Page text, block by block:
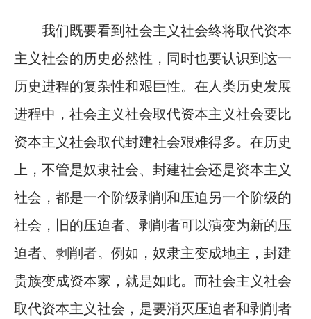
我们既要看到社会主义社会终将取代资本
主义社会的历史必然性，同时也要认识到这一
历史进程的复杂性和艰巨性。在人类历史发展
进程中，社会主义社会取代资本主义社会要比
资本主义社会取代封建社会艰难得多。在历史
上，不管是奴隶社会、封建社会还是资本主义
社会，都是一个阶级剥削和压迫另一个阶级的
社会，旧的压迫者、剥削者可以演变为新的压
迫者、剥削者。例如，奴隶主变成地主，封建
贵族变成资本家，就是如此。而社会主义社会
取代资本主义社会，是要消灭压迫者和剥削者